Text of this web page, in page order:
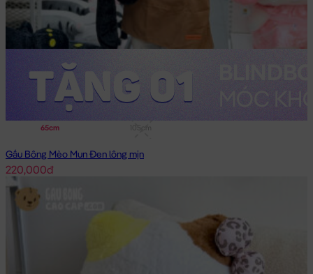
65cm
Gấu Bông Mèo Mun Đen lông mịn
220,000đ